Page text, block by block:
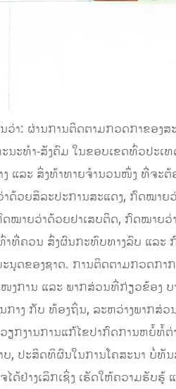
: ຜ່ານການຕິດຕາມກວດກາຂອງສ
ະທໍາ-ສັງຄົມ ໃນຂອບເຂດທົ່ວປະເ
ລະ ສິ່ງທ້າທາຍຈໍານວນໜຶ່ງ ທີ່ຈະຕ້
ວຍສິລະປະການສະແດງ, ກົດໝາ
ໝາຍວ່າດ້ວຍຢາເສບຕິດ, ກົດໝາຍ
າທີ່ຄວນ ສົ່ງຜົນກະທົບທາງລົບ ແລ
ດຂອງຊາດ. ການຕິດຕາມກວດກາ
ການ ແລະ ພາກສ່ວນທີ່ກ່ຽວຂ້ອງ
າງ ກັບ ທ້ອງຖິ່ນ, ລະຫວ່າງພາກສ່
ງານການແກ້ໄຂປາກົດການຫຍໍ້ທໍ້ຕ່
ະສິດທິຜົນໃນການໂຄສະນາ ບໍ່ທັນສູ
ດ້ຢ່າງເລິກເຊິ່ງ ເຮັດໃຫ້ຄວາມຮັບຮູ້